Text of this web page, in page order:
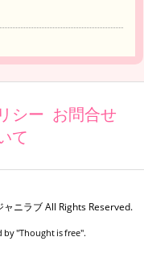
シー お問合せ
て
ャニラブAll Rights Reserved.
by "Thought is free".